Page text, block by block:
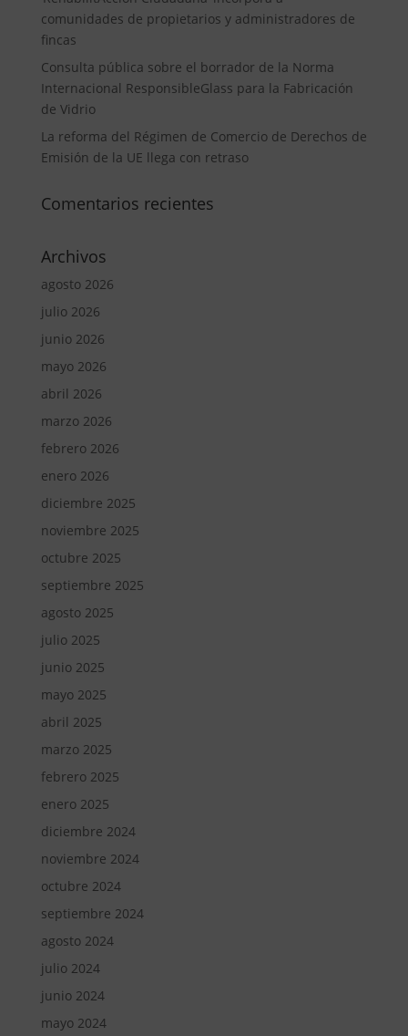
comunidades de propietarios y administradores de
fincas
Consulta pública sobre el borrador de la Norma
Internacional ResponsibleGlass para la Fabricación
de Vidrio
La reforma del Régimen de Comercio de Derechos de
Emisión de la UE llega con retraso
Comentarios recientes
Archivos
agosto 2026
julio 2026
junio 2026
mayo 2026
abril 2026
marzo 2026
febrero 2026
enero 2026
diciembre 2025
noviembre 2025
octubre 2025
septiembre 2025
agosto 2025
julio 2025
junio 2025
mayo 2025
abril 2025
marzo 2025
febrero 2025
enero 2025
diciembre 2024
noviembre 2024
octubre 2024
septiembre 2024
agosto 2024
julio 2024
junio 2024
mayo 2024